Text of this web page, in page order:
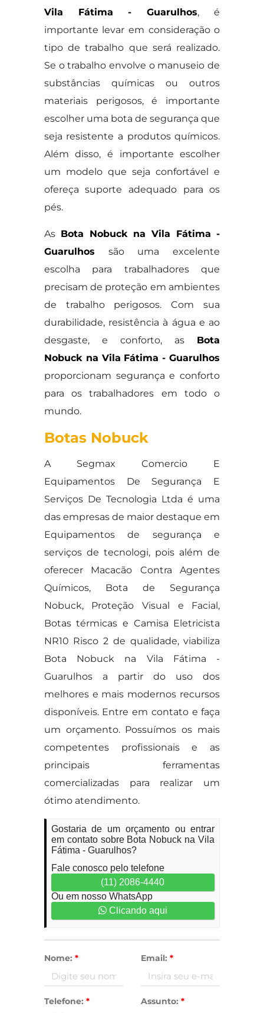
Vila Fátima - Guarulhos, é
importante levar em consideração o
tipo de trabalho que será realizado.
Se o trabalho envolve o manuseio de
substâncias químicas ou outros
materiais perigosos, é importante
escolher uma bota de segurança que
seja resistente a produtos químicos.
Além disso, é importante escolher
um modelo que seja confortável e
ofereça suporte adequado para os
pés.
AsBota Nobuck na Vila Fátima -
Guarulhos são uma excelente
escolha para trabalhadores que
precisam de proteção em ambientes
de trabalho perigosos. Com sua
durabilidade, resistência à água e ao
desgaste, e conforto, as Bota
Nobuck na Vila Fátima - Guarulhos
proporcionam segurança e conforto
para os trabalhadores em todo o
mundo.
Botas Nobuck
A Segmax Comercio E
Equipamentos De Segurança E
Serviços De Tecnologia Ltda é uma
das empresas de maior destaque em
Equipamentos de segurança e
serviços de tecnologi, pois além de
oferecer Macacão Contra Agentes
Químicos, Bota de Segurança
Nobuck, Proteção Visual e Facial,
Botas térmicas e Camisa Eletricista
NR10 Risco 2 de qualidade, viabiliza
Bota Nobuck na Vila Fátima -
Guarulhos a partir do uso dos
melhores e mais modernos recursos
disponíveis. Entre em contato e faça
um orçamento. Possuímos os mais
competentes profissionais e as
principais ferramentas
comercializadas para realizar um
ótimo atendimento.
Gostaria de um orçamento ou entrar
em contato sobre Bota Nobuck na Vila
Fátima - Guarulhos?
Fale conosco pelo telefone
(11) 2086-4440
Ou em nosso WhatsApp
Clicando aqui
Nome: * Email: *
Telefone: * Assunto: *